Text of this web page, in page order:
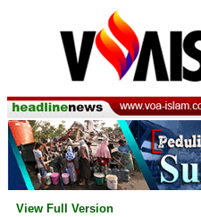
View Full Version